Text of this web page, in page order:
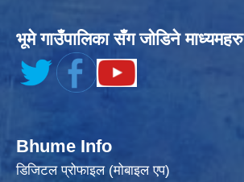
भूमे गाउँपालिका सँग जोडिने माध्यमहरु
Bhume Info
डिजिटल प्रोफाइल (मोबाइल एप)